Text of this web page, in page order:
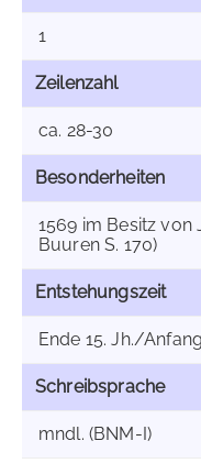
1
Zeilenzahl
ca. 28-30
Besonderheiten
1569 im Besitz von
Buuren S. 170)
Entstehungszeit
Ende 15. Jh./
Schreibsprache
mndl. (BNM-I)